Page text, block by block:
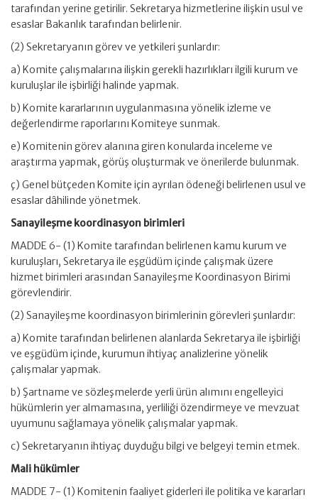
tarafından yerine getirilir. Sekretarya hizmetlerine ilişkin usul ve
esaslar Bakanlık tarafından belirlenir.
(2) Sekretaryanın görev ve yetkileri şunlardır:
a) Komite çalışmalarına ilişkin gerekli hazırlıkları ilgili kurum ve
kuruluşlar ile işbirliği halinde yapmak.
b) Komite kararlarının uygulanmasına yönelik izleme ve
değerlendirme raporlarını Komiteye sunmak.
e) Komitenin görev alanına giren konularda inceleme ve
araştırma yapmak, görüş oluşturmak ve önerilerde bulunmak.
ç) Genel bütçeden Komite için ayrılan ödeneği belirlenen usul ve
esaslar dâhilinde yönetmek.
Sanayileşme koordinasyon birimleri
MADDE 6- (1) Komite tarafından belirlenen kamu kurum ve
kuruluşları, Sekretarya ile eşgüdüm içinde çalışmak üzere
hizmet birimleri arasından Sanayileşme Koordinasyon Birimi
görevlendirir.
(2) Sanayileşme koordinasyon birimlerinin görevleri şunlardır:
a) Komite tarafından belirlenen alanlarda Sekretarya ile işbirliği
ve eşgüdüm içinde, kurumun ihtiyaç analizlerine yönelik
çalışmalar yapmak.
b) Şartname ve sözleşmelerde yerli ürün alımını engelleyici
hükümlerin yer almamasına, yerliliği özendirmeye ve mevzuat
uyumunu sağlamaya yönelik çalışmalar yapmak.
c) Sekretaryanın ihtiyaç duyduğu bilgi ve belgeyi temin etmek.
Mali hükümler
MADDE 7- (1) Komitenin faaliyet giderleri ile politika ve kararları